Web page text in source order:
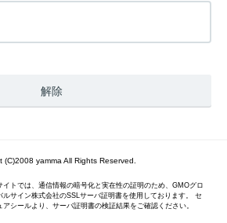
(C)2008 yamma All Rights Reserved.
イトでは、通信情報の暗号化と実在性の証明のため、GMOグロ
ルサイン株式会社のSSLサーバ証明書を使用しております。 セ
アシールより、サーバ証明書の検証結果をご確認ください。